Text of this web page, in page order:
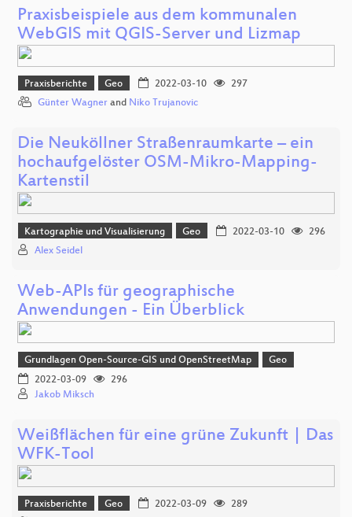
Praxisbeispiele aus dem kommunalen
WebGIS mit QGIS-Server und Lizmap
Praxisberichte Geo 2022-03-10
297
Günter Wagner and Niko Trujanovic
Die Neuköllner Straßenraumkarte – ein
hochaufgelöster OSM-Mikro-Mapping-
Kartenstil
Kartographie und Visualisierung Geo 2022-03-10
296
Alex Seidel
Web-APIs für geographische
Anwendungen - Ein Überblick
Grundlagen Open-Source-GIS und OpenStreetMap
Geo
2022-03-09
296
Jakob Miksch
Weißflächen für eine grüne Zukunft | Das
WFK-Tool
Praxisberichte Geo 2022-03-09
289